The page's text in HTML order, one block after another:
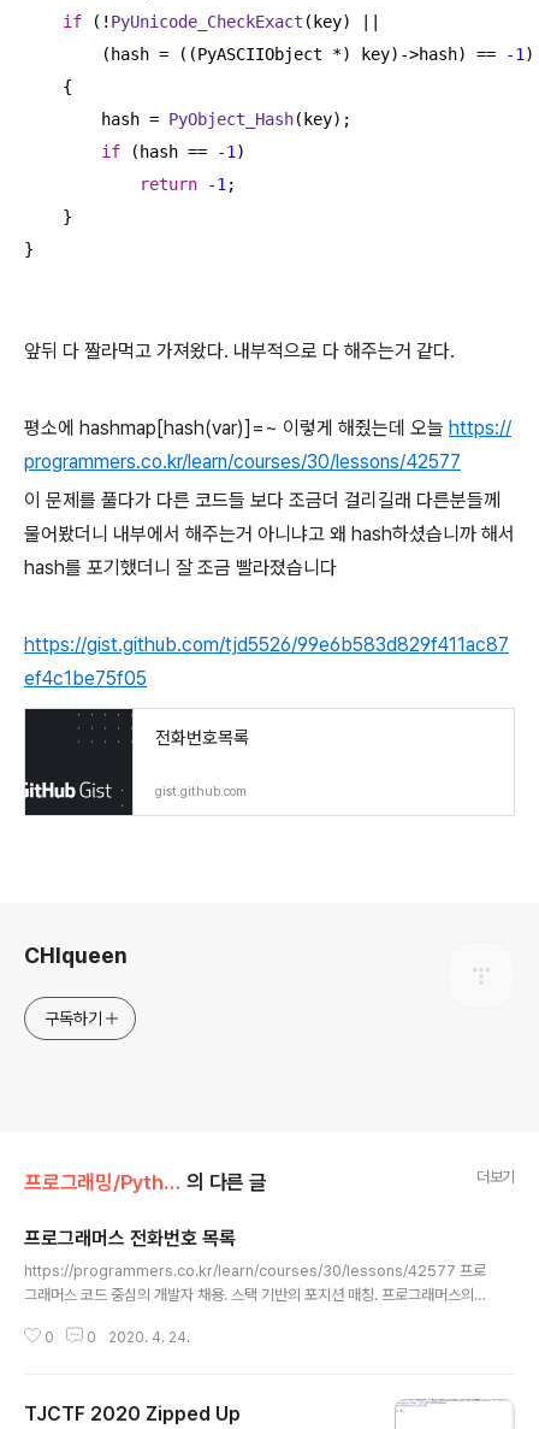
if (! PyUnicode_CheckExact (key) ||
        (hash = ((PyASCIIObject *) key)->hash) ==
-1 )
    {
        hash =
PyObject_Hash(key);
if (hash == -1 )
return
-1 ;
    }
}
앞뒤 다 짤라먹고 가져왔다. 내부적으로 다 해주는거 같다.
평소에 hashmap[hash(var)]=~ 이렇게 해줬는데 오늘 https://
programmers.co.kr/learn/courses/30/lessons/42577
이 문제를 풀다가 다른 코드들 보다 조금더 걸리길래 다른분들께
물어봤더니 내부에서 해주는거 아니냐고 왜 hash하셨습니까 해서
hash를 포기했더니 잘 조금 빨라졌습니다
https://gist.github.com/tjd5526/99e6b583d829f411ac87
ef4c1be75f05
전화번호목록
gist.github.com
CHIqueen
구독하기
프로그래밍/Python 의 다른 글 더보기
프로그래머스 전화번호 목록
https://programmers.co.kr/learn/courses/30/lessons/42577 프로
그래머스 코드 중심의 개발자 채용. 스택 기반의 포지션 매칭. 프로그래머스의
으세요. programmers.co.kr 처음에 풀때는 문자열의 접두어니까 startwit
2.startswith(num1): return False return True 하지만 이 문제의 분류는
0 0 2020. 4. 24.
TJCTF 2020 Zipped Up